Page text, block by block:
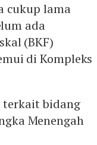
cukup lama
ada
(BKF)
di Kompleks
terkait bidang
Menengah